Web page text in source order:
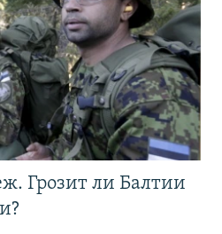
Грозит ли Балтии